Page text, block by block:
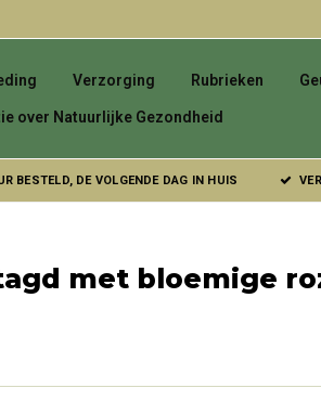
Verzorging Rubrieken
over Natuurlijke Gezondheid
BESTELD, DE VOLGENDE DAG IN HUIS
met bloemige